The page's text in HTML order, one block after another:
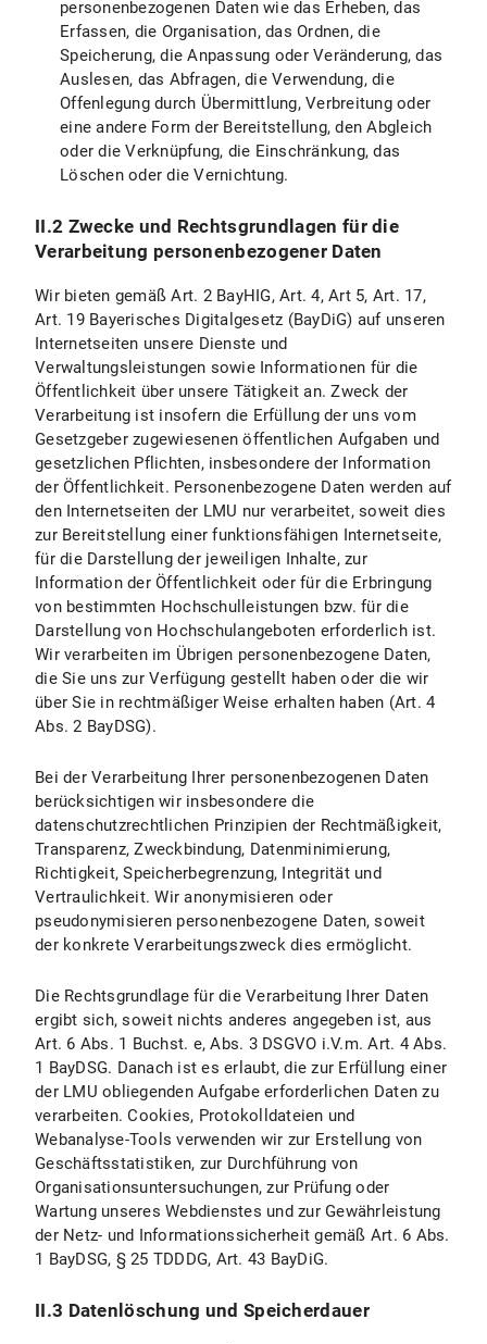
X.5 Recht auf Unterrichtung
X.6 Recht auf Datenübertragbarkeit
X.7 Widerspruchsrecht
X.8 Recht auf Widerruf der datenschutzrechtlichen Einwilligungserklärung
X.9 Recht auf Beschwerde bei einer Aufsichtsbehörde
X.10 Geltendmachung der Rechte
B) Datenschutzinformationen zu spezifischen Datenverarbeitungen
I. Einsatz von Google Maps
I.1 Umfang und Zweck der Datenverarbeitung
I.2 Rechtsgrundlage der Datenverarbeitung
I.3 Dauer der Datenverarbeitung
I.4 Widerspruchs- und Beseitigungsmöglichkeiten
II. Einsatz von Social Media und Social-Media-Icons bzw. Internetlinks
II.1 Datenschutzbestimmungen zu Einsatz und Verwendung von Facebook und Facebook-Icons
II.1.1 Umfang und Zweck der Datenverarbeitung
II.1.2 Rechtsgrundlage der Datenverarbeitung
II.1.3 Dauer der Datenverarbeitung
II.1.4 Widerspruchs- und Beseitigungsmöglichkeiten
II.2 Datenschutzbestimmungen zu Einsatz und Verwendung von Instagram und Instagram-Icons
II.2.1 Umfang und Zweck der Datenverarbeitung
II.2.2 Rechtsgrundlage der Datenverarbeitung
II.2.3 Dauer der Datenverarbeitung
II.2.4 Widerspruchs- und Beseitigungsmöglichkeiten
II.3 Datenschutzbestimmungen zu Einsatz und Verwendung von Bluesky und Bluesky-Icons
II.3.1 Umfang und Zweck der Datenverarbeitung
II.3.2 Rechtsgrundlage der Datenverarbeitung
II.3.3 Dauer der Datenverarbeitung
II.3.4 Widerspruchs- und Beseitigungsmöglichkeiten
II.4 Datenschutzbestimmungen zu Einsatz und Verwendung von X (vormals Twitter) und X-Icons
personenbezogenen Daten wie das Erheben, das
Erfassen, die Organisation, das Ordnen, die
Speicherung, die Anpassung oder Veränderung, das
Auslesen, das Abfragen, die Verwendung, die
Offenlegung durch Übermittlung, Verbreitung oder
eine andere Form der Bereitstellung, den Abgleich
oder die Verknüpfung, die Einschränkung, das
Löschen oder die Vernichtung.
II.2 Zwecke und Rechtsgrundlagen für die
Verarbeitung personenbezogener Daten
Wir bieten gemäß Art. 2 BayHIG, Art. 4, Art 5, Art. 17,
Art. 19 Bayerisches Digitalgesetz (BayDiG) auf unseren
Internetseiten unsere Dienste und
Verwaltungsleistungen sowie Informationen für die
Öffentlichkeit über unsere Tätigkeit an. Zweck der
Verarbeitung ist insofern die Erfüllung der uns vom
Gesetzgeber zugewiesenen öffentlichen Aufgaben und
gesetzlichen Pflichten, insbesondere der Information
der Öffentlichkeit. Personenbezogene Daten werden auf
den Internetseiten der LMU nur verarbeitet, soweit dies
zur Bereitstellung einer funktionsfähigen Internetseite,
für die Darstellung der jeweiligen Inhalte, zur
Information der Öffentlichkeit oder für die Erbringung
von bestimmten Hochschulleistungen bzw. für die
Darstellung von Hochschulangeboten erforderlich ist.
Wir verarbeiten im Übrigen personenbezogene Daten,
die Sie uns zur Verfügung gestellt haben oder die wir
über Sie in rechtmäßiger Weise erhalten haben (Art. 4
Abs. 2 BayDSG).
Bei der Verarbeitung Ihrer personenbezogenen Daten
berücksichtigen wir insbesondere die
datenschutzrechtlichen Prinzipien der Rechtmäßigkeit,
Transparenz, Zweckbindung, Datenminimierung,
Richtigkeit, Speicherbegrenzung, Integrität und
Vertraulichkeit. Wir anonymisieren oder
pseudonymisieren personenbezogene Daten, soweit
der konkrete Verarbeitungszweck dies ermöglicht.
Die Rechtsgrundlage für die Verarbeitung Ihrer Daten
ergibt sich, soweit nichts anderes angegeben ist, aus
Art. 6 Abs. 1 Buchst. e, Abs. 3 DSGVO i.V.m. Art. 4 Abs.
1 BayDSG. Danach ist es erlaubt, die zur Erfüllung einer
der LMU obliegenden Aufgabe erforderlichen Daten zu
verarbeiten. Cookies, Protokolldateien und
Webanalyse-Tools verwenden wir zur Erstellung von
Geschäftsstatistiken, zur Durchführung von
Organisationsuntersuchungen, zur Prüfung oder
Wartung unseres Webdienstes und zur Gewährleistung
der Netz- und Informationssicherheit gemäß Art. 6 Abs.
1 BayDSG, § 25 TDDDG, Art. 43 BayDiG.
II.3 Datenlöschung und Speicherdauer